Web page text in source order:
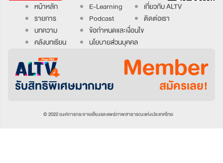
หน้าหลัก
รายการ
บทความ
คลังบทเรียน
E-Learning
Podcast
ข้อกำหนดและเงื่อนไข
นโยบายส่วนบุคคล
เกี่ยวกับ ALTV
ติดต่อเรา
Member
รับสิทธิพิเศษมากมาย สมัครเลย!
© 2022 องค์การกระจายเสียงและแพร่ภาพสาธารณะแห่งประเทศไทย